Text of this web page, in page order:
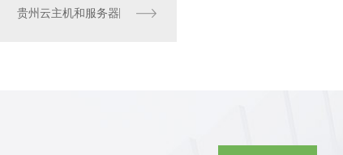
贵州云主机和服务器